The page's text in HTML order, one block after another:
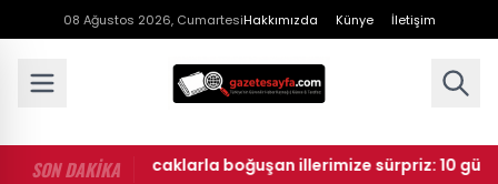
08 Ağustos 2026, CumartesiHakkımızda Künye İletişim
SON DAKİKA
• Kavurucu sıcaklarla boğuşan illerimize sürpriz: 10 günlük